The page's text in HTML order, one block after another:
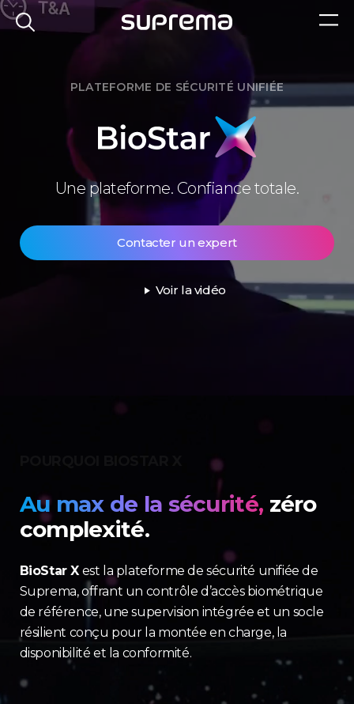
PLATEFORME DE SÉCURITÉ UNIFIÉE
BioStar
X
Une plateforme. Confiance totale.
Contacter un expert
play_arrow Voir la vidéo
Au max de la sécurité, zéro
complexité.
BioStar X est la plateforme de sécurité unifiée de
Suprema, offrant un contrôle d’accès biométrique
de référence, une supervision intégrée et un socle
résilient conçu pour la montée en charge, la
disponibilité et la conformité.